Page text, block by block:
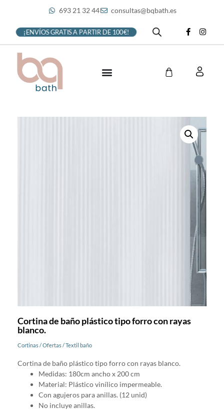
693 21 32 44 consultas@bqbath.es
¡ENVÍOS GRATIS A PARTIR DE 100€!
Cortina de baño plástico tipo forro con rayas
blanco.
Cortinas /Ofertas /Textil baño
Cortina de baño plástico tipo forro con rayas blanco.
Medidas: 180cm ancho x 200 cm
Material: Plástico vinílico impermeable.
Con agujeros para anillas. (12 unid)
No incluye anillas.